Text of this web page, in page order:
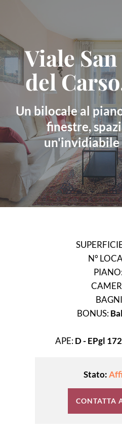
content
Viale
del
Un bilocale al
finestre,
un'invidiabile
N°
BONUS:
APE:D - EPgl
Stato:
CONTATTA